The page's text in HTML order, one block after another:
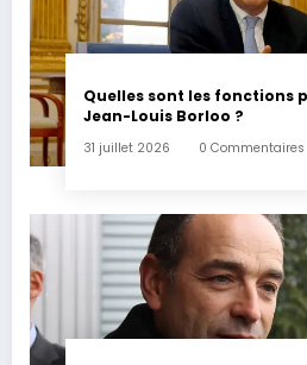
Quelles sont les fonctions
Jean-Louis Borloo ?
31 juillet 2026 0 Commentaires